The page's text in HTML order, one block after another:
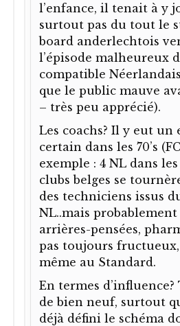
l’enfance, il tenait à y
surtout pas du tout le
board anderlechtois
l’épisode malheureux
compatible
que le public mauve
– très peu apprécié).
Les coachs? Il y eut un
certain dans les 70’s
exemple : 4 NL dans les
clubs belges se
des techniciens issus
NL..mais
arrières-pensées,
pas toujours
même au Standard.
En termes
de bien neuf, surtout
déjà défini le schéma